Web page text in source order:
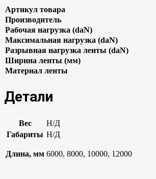
Артикул товара
Производитель
Рабочая нагрузка (daN)
Максимальная нагрузка (daN)
Разрывная нагрузка ленты (daN)
Ширина ленты (мм)
Материал ленты
Детали
Вес
Н/Д
Габариты Н/Д
Длина, мм 6000, 8000, 10000, 12000